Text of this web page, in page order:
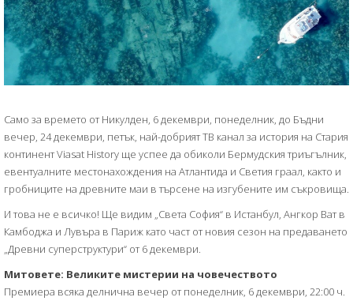
Само за времето от Никулден, 6 декември, понеделник, до Бъдни
вечер, 24 декември, петък, най-добрият ТВ канал за история на Стария
континент Viasat History ще успее да обиколи Бермудския триъгълник,
евентуалните местонахождения на Атлантида и Светия граал, както и
гробниците на древните маи в търсене на изгубените им съкровища.
И това не е всичко! Ще видим „Света София“ в Истанбул, Ангкор Ват в
Камбоджа и Лувъра в Париж като част от новия сезон на предаването
„Древни суперструктури“ от 6 декември.
Митовете: Великите мистерии на човечеството
Премиера всяка делнична вечер от понеделник, 6 декември, 22:00 ч.